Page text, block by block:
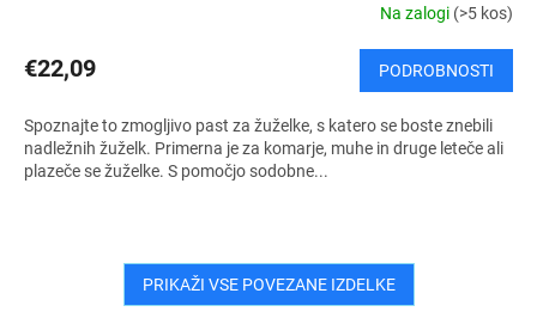
Na zalogi (>5 kos)
€22,09 PODROBNOSTI
Spoznajte to zmogljivo past za žuželke, s katero se boste znebili
nadležnih žuželk. Primerna je za komarje, muhe in druge leteče ali
plazeče se žuželke. S pomočjo sodobne...
PRIKAŽI VSE POVEZANE IZDELKE